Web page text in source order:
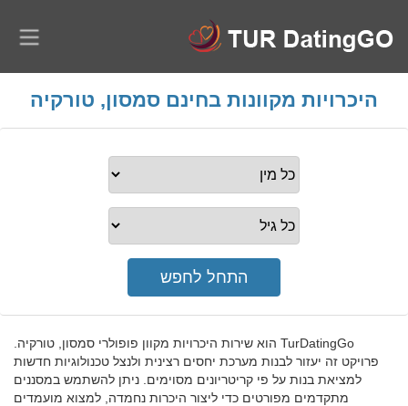
היכרויות מקוונות בחינם סמסון, טורקיה
TurDatingGo הוא שירות היכרויות מקוון פופולרי סמסון, טורקיה.
פרויקט זה יעזור לבנות מערכת יחסים רצינית ולנצל טכנולוגיות חדשות
למציאת בנות על פי קריטריונים מסוימים. ניתן להשתמש במסננים
מתקדמים מפורטים כדי ליצור היכרות נחמדה, למצוא מועמדים